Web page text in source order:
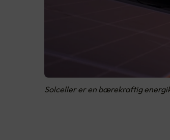
Solceller er en bærekraftig